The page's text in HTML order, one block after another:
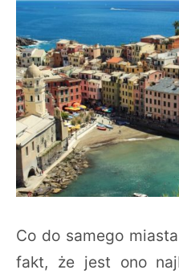
Co do samego
fakt, że jest ono